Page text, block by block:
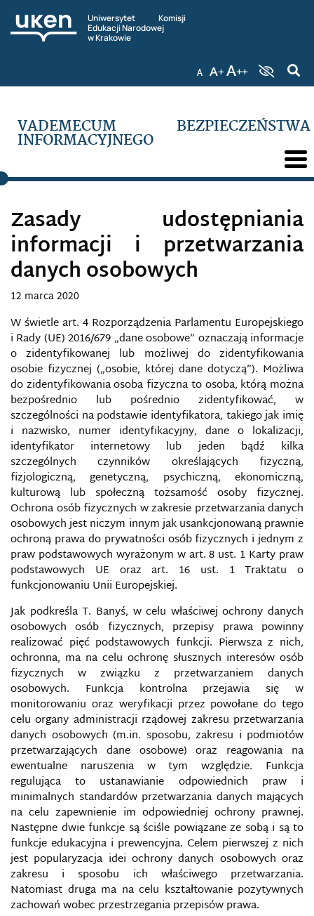
Uniwersytet Komisji
Edukacji Narodowej
w Krakowie
VADEMECUM BEZPIECZEŃSTWA
INFORMACYJNEGO
Zasady udostępniania
informacji i przetwarzania
danych osobowych
12 marca 2020
W świetle art. 4 Rozporządzenia Parlamentu Europejskiego
i Rady (UE) 2016/679 „dane osobowe” oznaczają informacje
o zidentyfikowanej lub możliwej do zidentyfikowania
osobie fizycznej („osobie, której dane dotyczą”). Możliwa
do zidentyfikowania osoba fizyczna to osoba, którą można
bezpośrednio lub pośrednio zidentyfikować, w
szczególności na podstawie identyfikatora, takiego jak imię
i nazwisko, numer identyfikacyjny, dane o lokalizacji,
identyfikator internetowy lub jeden bądź kilka
szczególnych czynników określających fizyczną,
fizjologiczną, genetyczną, psychiczną, ekonomiczną,
kulturową lub społeczną tożsamość osoby fizycznej.
Ochrona osób fizycznych w zakresie przetwarzania danych
osobowych jest niczym innym jak usankcjonowaną prawnie
ochroną prawa do prywatności osób fizycznych i jednym z
praw podstawowych wyrażonym w art. 8 ust. 1 Karty praw
podstawowych UE oraz art. 16 ust. 1 Traktatu o
funkcjonowaniu Unii Europejskiej.
Jak podkreśla T. Banyś, w celu właściwej ochrony danych
osobowych osób fizycznych, przepisy prawa powinny
realizować pięć podstawowych funkcji. Pierwsza z nich,
ochronna, ma na celu ochronę słusznych interesów osób
fizycznych w związku z przetwarzaniem danych
osobowych. Funkcja kontrolna przejawia się w
monitorowaniu oraz weryfikacji przez powołane do tego
celu organy administracji rządowej zakresu przetwarzania
danych osobowych (m.in. sposobu, zakresu i podmiotów
przetwarzających dane osobowe) oraz reagowania na
ewentualne naruszenia w tym względzie. Funkcja
regulująca to ustanawianie odpowiednich praw i
minimalnych standardów przetwarzania danych mających
na celu zapewnienie im odpowiedniej ochrony prawnej.
Następne dwie funkcje są ściśle powiązane ze sobą i są to
funkcje edukacyjna i prewencyjna. Celem pierwszej z nich
jest popularyzacja idei ochrony danych osobowych oraz
zakresu i sposobu ich właściwego przetwarzania.
Natomiast druga ma na celu kształtowanie pozytywnych
zachowań wobec przestrzegania przepisów prawa.
ORGANY WŁAŚCIWE DO SPRAW
CYBERBEZPIECZEŃSTWA
PHISHING
PIĄTA KOLUMNA W DOBIE INTERNETU
PODMORSKIE SIECI TELEKOMUNIKACYJNE
PODSŁUCH
POLITYKA BEZPIECZEŃSTWA INFORMACJI
POLITYKA BEZPIECZEŃSTWA UE
POLITYKA INFORMACYJNA
POPRAWNOŚĆ POLITYCZNA
POSTPRAWDA
POTENCJAŁ SIŁY PAŃSTWA
PRAWNA OCHRONA DZIENNIKARSKICH ŹRÓDEŁ
INFORMACJI
PRAWNE ASPEKTY ZWALCZANIA
CYBERPRZESTĘPCZOŚCI W POLSCE
PRAWNE PODSTAWY FUNKCJONOWANIA MEDIÓW
W POLSCE I W UE
PRAWO DO INFORMACJI
PROCESY INFORMACYJNE
PROFILAKTYKA BEZPIECZEŃSTWA
INFORMACYJNEGO
PROGRAMY MASOWEJ INWIGILACJI
PROPAGANDA IDEOLOGICZNA
PROPAGANDA PAŃSTWOWA
PRZECIĄŻENIE INFORMACYJNE
PRZECIWDZIAŁANIE DEZINFORMACJI I
PROPAGANDZIE